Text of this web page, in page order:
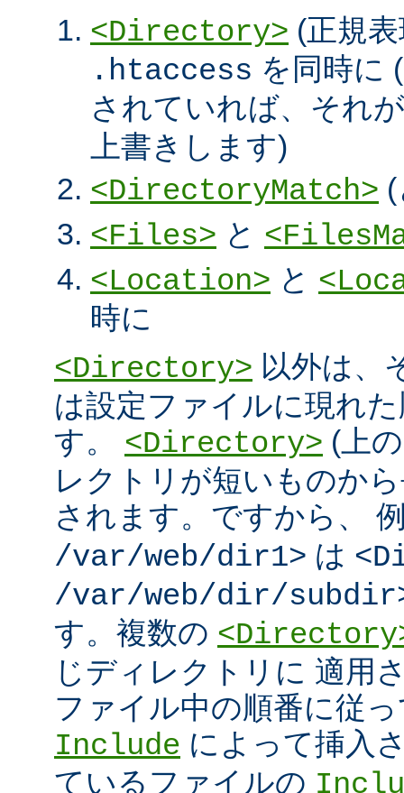
<Directory> (正規
.htaccess を同時に (
されていれば、それ
上書きします)
<DirectoryMatch>
<Files> と
<Location> と
時に
<Directory> 以外は、
は設定ファイルに現れ
す。 <Directory> (上
レクトリが短いものか
されます。ですから、
/var/web/dir1> は
/var/web/dir/
す。複数の
じディレクトリに 適用
ファイル中の順番に従
Include によって挿入
ているファイルの